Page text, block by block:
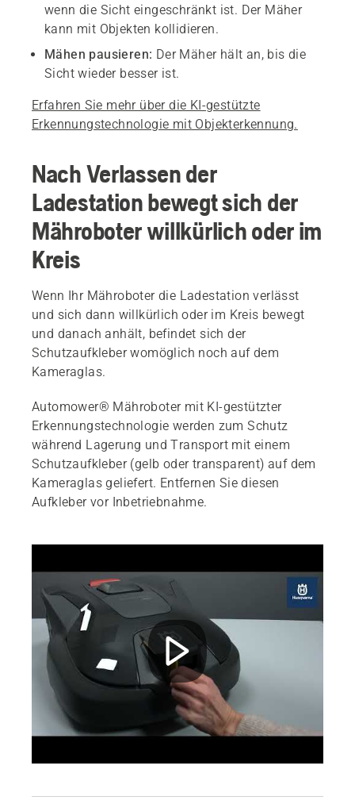
wenn die Sicht eingeschränkt ist. Der Mäher
kann mit Objekten kollidieren.
Mähen pausieren: Der Mäher hält an, bis die
Sicht wieder besser ist.
Erfahren Sie mehr über die KI-gestützte
Erkennungstechnologie mit Objekterkennung.
Nach Verlassen der
Ladestation bewegt sich der
Mähroboter willkürlich oder im
Kreis
Wenn Ihr Mähroboter die Ladestation verlässt
und sich dann willkürlich oder im Kreis bewegt
und danach anhält, befindet sich der
Schutzaufkleber womöglich noch auf dem
Kameraglas.
Automower® Mähroboter mit KI-gestützter
Erkennungstechnologie werden zum Schutz
während Lagerung und Transport mit einem
Schutzaufkleber (gelb oder transparent) auf dem
Kameraglas geliefert. Entfernen Sie diesen
Aufkleber vor Inbetriebnahme.